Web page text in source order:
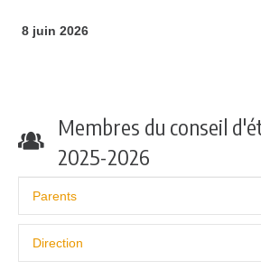
8 juin 2026
Membres du conseil
2025-2026
Parents
Direction